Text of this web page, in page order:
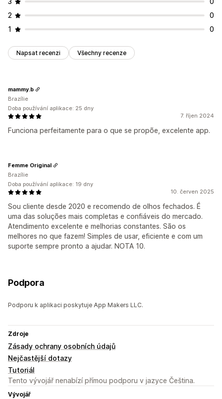
2
0
1
0
Napsat recenzi Všechny recenze
7. říjen 2024
Funciona perfeitamente para o que se propõe, excelente app.
mammy.b
Brazílie
Doba používání aplikace: 25 dny
10. červen 2025
Sou cliente desde 2020 e recomendo de olhos fechados. É
uma das soluções mais completas e confiáveis do mercado.
Atendimento excelente e melhorias constantes. São os
melhores no que fazem! Simples de usar, eficiente e com um
suporte sempre pronto a ajudar. NOTA 10.
Femme Original
Brazílie
Doba používání aplikace: 19 dny
Podpora
Podporu k aplikaci poskytuje App Makers LLC.
Zdroje
Zásady ochrany osobních údajů
Nejčastější dotazy
Tutoriál
Tento vývojář nenabízí přímou podporu v jazyce Čeština.
Vývojář